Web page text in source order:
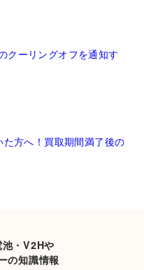
クーリングオフを通知す
方へ！買取期間満了後の
・V2Hや
の知識情報